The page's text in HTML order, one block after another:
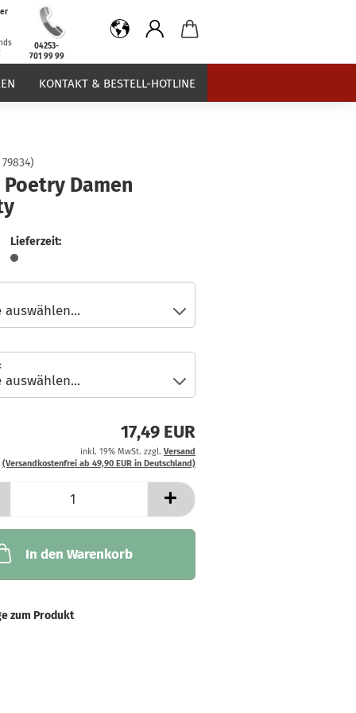
04253-
701 99 99
KONTAKT & BESTELL-HOTLINE
79834)
Poetry Damen
Lieferzeit:
17,49 EUR
inkl. 19% MwSt. zzgl. Versand
(Versandkostenfrei ab 49,90 EUR in Deutschland)
In den Warenkorb
zum Produkt